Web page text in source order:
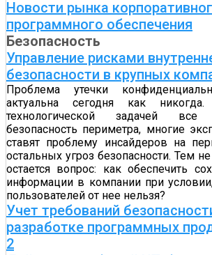
Новости рынка
программного обеспечения
Безопасность
Управление рисками
безопасности в крупных
Проблема утечки
актуальна сегодня как
технологической задачей
безопасность периметра, многие
ставят проблему инсайдеров на
остальных угроз безопасности. Тем
остается вопрос: как обеспечить
информации в компании при
пользователей от нее нельзя?
Учет требований
разработке программных
2